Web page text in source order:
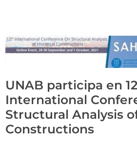
UNAB participa en
International
Structural Analysis
Constructions